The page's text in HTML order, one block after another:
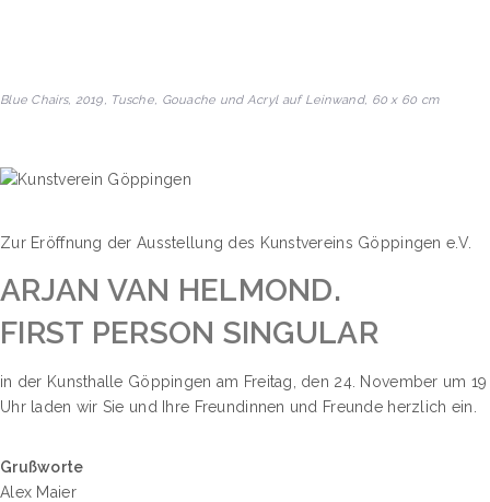
Blue Chairs, 2019, Tusche, Gouache und Acryl auf Leinwand, 60 x 60 cm
Zur Eröffnung der Ausstellung des Kunstvereins Göppingen e.V.
ARJAN VAN HELMOND.
FIRST PERSON SINGULAR
in der Kunsthalle Göppingen am Freitag, den 24. November um 19
Uhr laden wir Sie und Ihre Freundinnen und Freunde herzlich ein.
Grußworte
Alex Maier